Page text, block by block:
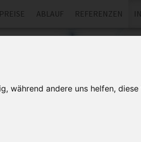
während andere uns helfen,
PREISE ABLAUF REFERENZEN